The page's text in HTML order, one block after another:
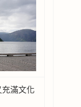
滿文化